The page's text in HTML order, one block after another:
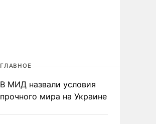
ГЛАВНОЕ
В МИД назвали условия
прочного мира на Украине